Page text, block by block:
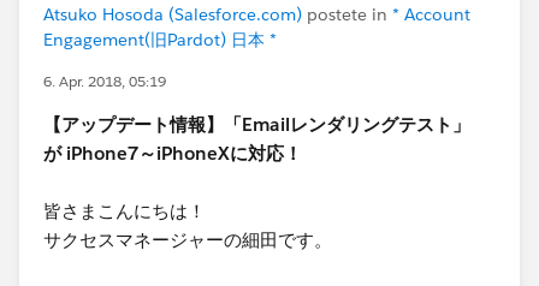
Atsuko Hosoda (Salesforce.com) postete in * Account
Engagement(旧Pardot) 日本 *
6. Apr. 2018, 05:19
【アップデート情報】「Emailレンダリングテスト」
が iPhone7～iPhoneXに対応！
皆さまこんにちは！
サクセスマネージャーの細田です。